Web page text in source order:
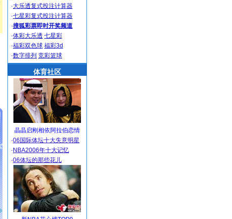
·大乐透复式投注计算器
·七星彩复式投注计算器
·搜狐彩票即时开奖频道
·体彩大乐透 七星彩
·福彩双色球 福彩3d
·数字排列 竞彩篮球
体育社区
晶晶启刚相依阿拉伯恋情
·06国际体坛十大失意明星
· NBA2006年十大记忆
·06体坛的那些花儿